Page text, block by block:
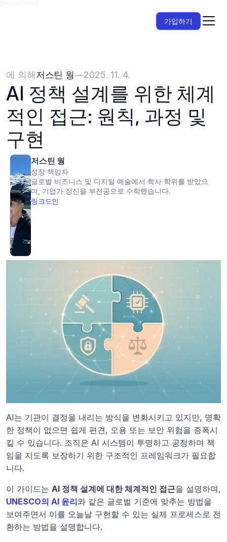
가입하기
에 의해저스틴 웡—2025. 11. 4.
AI 정책 설계를 위한 체계
적인 접근: 원칙, 과정 및
구현
저스틴 웡
성장 책임자
글로벌 비즈니스 및 디지털 예술에서 학사 학위를 받았으
며, 기업가 정신을 부전공으로 수학했습니다.
링크드인
AI는 기관이 결정을 내리는 방식을 변화시키고 있지만, 명확
한 정책이 없으면 쉽게 편견, 오용 또는 보안 위험을 증폭시
킬 수 있습니다. 조직은 AI 시스템이 투명하고 공정하며 책
임을 지도록 보장하기 위한 구조적인 프레임워크가 필요합
니다.
이 가이드는 AI 정책 설계에 대한 체계적인 접근
UNESCO의 AI 윤리와 같은 글로벌 기준에 맞추는 방법을
보여주면서 이를 오늘날 구현할 수 있는 실제 프로세스로 전
환하는 방법을 설명합니다.